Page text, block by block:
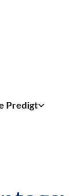
Predigt